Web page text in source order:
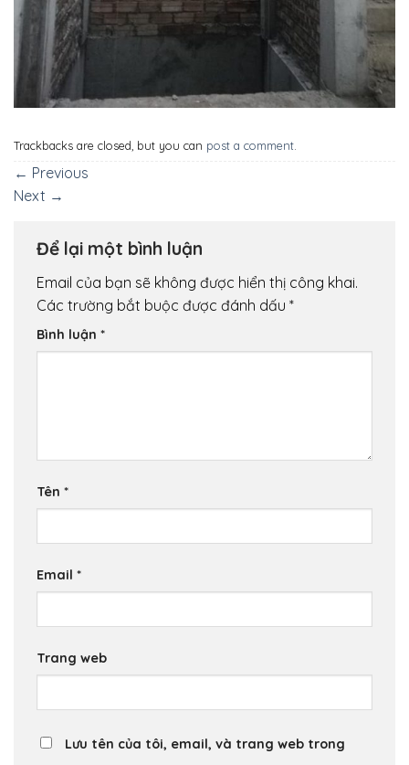
Trackbacks are closed, but you can post a comment
← Previous
Next →
Để lại một bình luận
Email của bạn sẽ không được hiển thị công khai.
Các trường bắt buộc được đánh dấu *
Bình luận *
Tên *
Email *
Trang web
Lưu tên của tôi, email, và trang web trong